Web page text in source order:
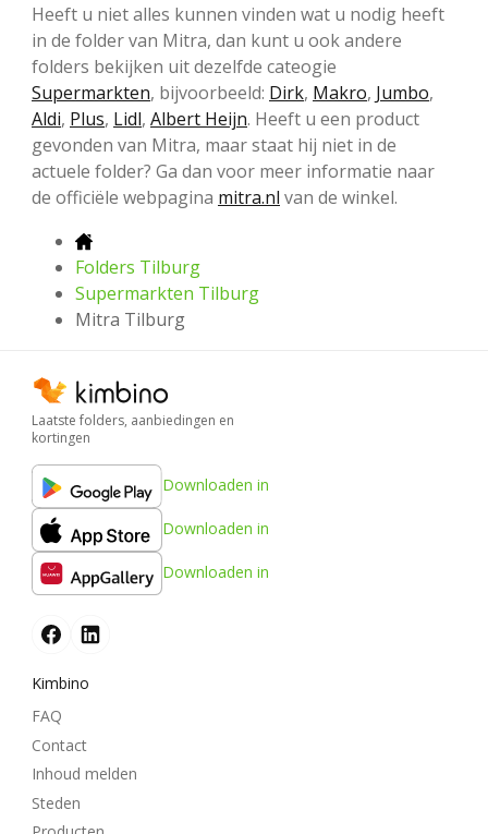
Heeft u niet alles kunnen vinden wat u nodig heeft
in de folder van Mitra, dan kunt u ook andere
folders bekijken uit dezelfde cateogie
Supermarkten, bijvoorbeeld: Dirk, Makro, Jumbo,
Aldi, Plus, Lidl, Albert Heijn. Heeft u een product
gevonden van Mitra, maar staat hij niet in de
actuele folder? Ga dan voor meer informatie naar
de officiële webpagina mitra.nl van de winkel.
Folders Tilburg
Supermarkten Tilburg
Mitra Tilburg
Laatste folders, aanbiedingen en
kortingen
Downloaden in
Downloaden in
Downloaden in
Kimbino
FAQ
Contact
Inhoud melden
Steden